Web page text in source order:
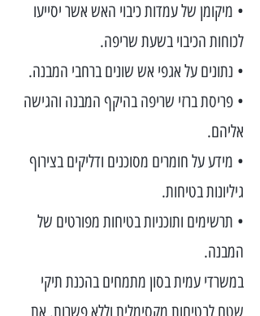
• מיקומן של עמדות כיבוי האש אשר יסייעו
לכוחות הכיבוי בשעת שריפה.
• נתונים על אגפי אש שונים ברחבי המבנה.
• פריסת ברזי שריפה בהיקף המבנה והגישה
אליהם.
• מידע על חומרים מסוכנים ודליקים בצירוף
גיליונות בטיחות.
• תרשימים ותוכניות בטיחות מפורטים של
המבנה.
במשרדי עמית בסון מתמחים בהכנת תיקי
שטח לבטיחות מקסימלית וללא פשרות. את